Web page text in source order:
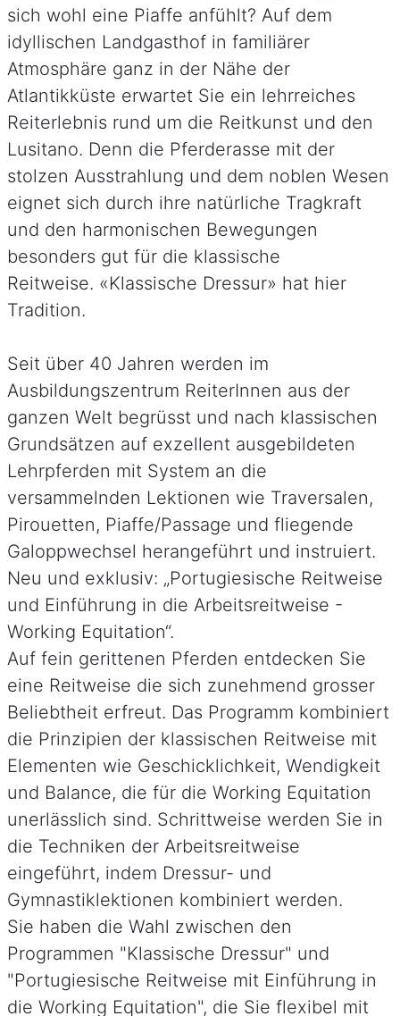
sich wohl eine Piaffe anfühlt? Auf dem
idyllischen Landgasthof in familiärer
Atmosphäre ganz in der Nähe der
Atlantikküste erwartet Sie ein lehrreiches
Reiterlebnis rund um die Reitkunst und den
Lusitano. Denn die Pferderasse mit der
stolzen Ausstrahlung und dem noblen Wesen
eignet sich durch ihre natürliche Tragkraft
und den harmonischen Bewegungen
besonders gut für die klassische
Reitweise. «Klassische Dressur» hat hier
Tradition.
Seit über 40 Jahren werden im
Ausbildungszentrum ReiterInnen aus der
ganzen Welt begrüsst und nach klassischen
Grundsätzen auf exzellent ausgebildeten
Lehrpferden mit System an die
versammelnden Lektionen wie Traversalen,
Pirouetten, Piaffe/Passage und fliegende
Galoppwechsel herangeführt und instruiert.
Neu und exklusiv: „Portugiesische Reitweise
und Einführung in die Arbeitsreitweise -
Working Equitation“.
Auf fein gerittenen Pferden entdecken Sie
eine Reitweise die sich zunehmend grosser
Beliebtheit erfreut. Das Programm kombiniert
die Prinzipien der klassischen Reitweise mit
Elementen wie Geschicklichkeit, Wendigkeit
und Balance, die für die Working Equitation
unerlässlich sind. Schrittweise werden Sie in
die Techniken der Arbeitsreitweise
eingeführt, indem Dressur- und
Gymnastiklektionen kombiniert werden.
Sie haben die Wahl zwischen den
Programmen "Klassische Dressur" und
"Portugiesische Reitweise mit Einführung in
die Working Equitation", die Sie flexibel mit